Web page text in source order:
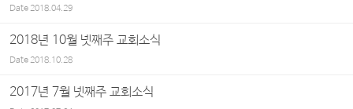
Date2018.04.29
2018년 10월 넷째주 교회소식
Date2018.10.28
2017년 7월 넷째주 교회소식